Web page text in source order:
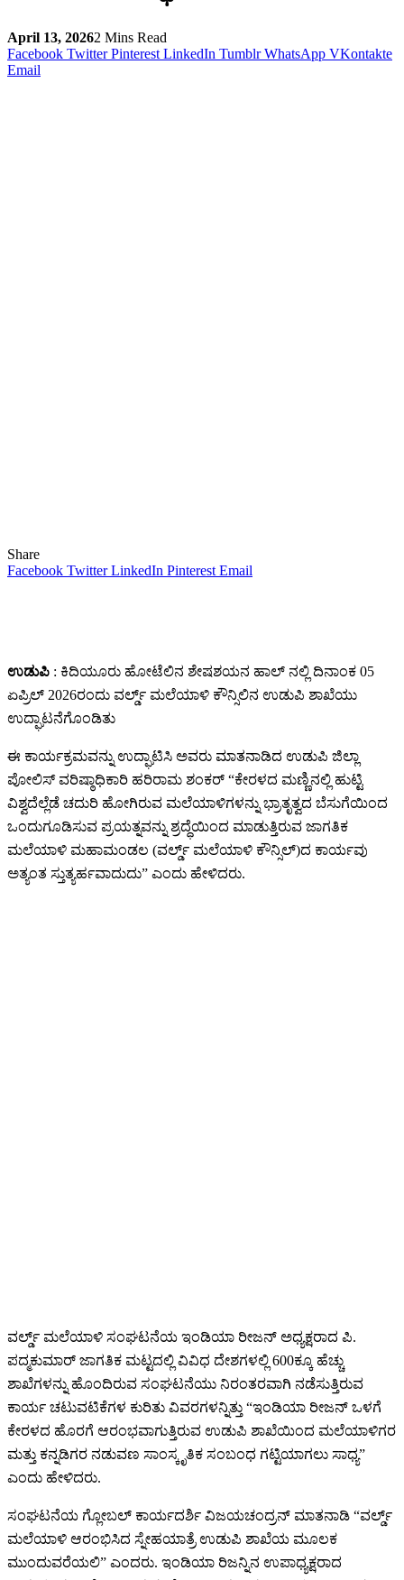
April 13, 20262 Mins Read
Facebook Twitter Pinterest LinkedIn Tumblr WhatsApp VKontakte
Email
Share
Facebook Twitter LinkedIn Pinterest Email
ಉಡುಪಿ : ಕಿದಿಯೂರು ಹೋಟೆಲಿನ ಶೇಷಶಯನ ಹಾಲ್ ನಲ್ಲಿ ದಿನಾಂಕ 05
ಏಪ್ರಿಲ್ 2026ರಂದು ವರ್ಲ್ಡ್ ಮಲೆಯಾಳಿ ಕೌನ್ಸಿಲಿನ ಉಡುಪಿ ಶಾಖೆಯು
ಉದ್ಘಾಟನೆಗೊಂಡಿತು
ಈ ಕಾರ್ಯಕ್ರಮವನ್ನು ಉದ್ಘಾಟಿಸಿ ಅವರು ಮಾತನಾಡಿದ ಉಡುಪಿ ಜಿಲ್ಲಾ
ಪೋಲಿಸ್ ವರಿಷ್ಠಾಧಿಕಾರಿ ಹರಿರಾಮ ಶಂಕರ್ “ಕೇರಳದ ಮಣ್ಣಿನಲ್ಲಿ ಹುಟ್ಟಿ
ವಿಶ್ವದೆಲ್ಲೆಡೆ ಚದುರಿ ಹೋಗಿರುವ ಮಲೆಯಾಳಿಗಳನ್ನು ಭ್ರಾತೃತ್ವದ ಬೆಸುಗೆಯಿಂದ
ಒಂದುಗೂಡಿಸುವ ಪ್ರಯತ್ನವನ್ನು ಶ್ರದ್ಧೆಯಿಂದ ಮಾಡುತ್ತಿರುವ ಜಾಗತಿಕ
ಮಲೆಯಾಳಿ ಮಹಾಮಂಡಲ (ವರ್ಲ್ಡ್ ಮಲೆಯಾಳಿ ಕೌನ್ಸಿಲ್)ದ ಕಾರ್ಯವು
ಅತ್ಯಂತ ಸ್ತುತ್ಯರ್ಹವಾದುದು” ಎಂದು ಹೇಳಿದರು.
ವರ್ಲ್ಡ್ ಮಲೆಯಾಳಿ ಸಂಘಟನೆಯ ಇಂಡಿಯಾ ರೀಜನ್ ಅಧ್ಯಕ್ಷರಾದ ಪಿ.
ಪದ್ಮಕುಮಾರ್ ಜಾಗತಿಕ ಮಟ್ಟದಲ್ಲಿ ವಿವಿಧ ದೇಶಗಳಲ್ಲಿ 600ಕ್ಕೂ ಹೆಚ್ಚು
ಶಾಖೆಗಳನ್ನು ಹೊಂದಿರುವ ಸಂಘಟನೆಯು ನಿರಂತರವಾಗಿ ನಡೆಸುತ್ತಿರುವ
ಕಾರ್ಯ ಚಟುವಟಿಕೆಗಳ ಕುರಿತು ವಿವರಗಳನ್ನಿತ್ತು “ಇಂಡಿಯಾ ರೀಜನ್ ಒಳಗೆ
ಕೇರಳದ ಹೊರಗೆ ಆರಂಭವಾಗುತ್ತಿರುವ ಉಡುಪಿ ಶಾಖೆಯಿಂದ ಮಲೆಯಾಳಿಗರ
ಮತ್ತು ಕನ್ನಡಿಗರ ನಡುವಣ ಸಾಂಸ್ಕೃತಿಕ ಸಂಬಂಧ ಗಟ್ಟಿಯಾಗಲು ಸಾಧ್ಯ”
ಎಂದು ಹೇಳಿದರು.
ಸಂಘಟನೆಯ ಗ್ಲೋಬಲ್ ಕಾರ್ಯದರ್ಶಿ ವಿಜಯಚಂದ್ರನ್ ಮಾತನಾಡಿ “ವರ್ಲ್ಡ್
ಮಲೆಯಾಳಿ ಆರಂಭಿಸಿದ ಸ್ನೇಹಯಾತ್ರೆ ಉಡುಪಿ ಶಾಖೆಯ ಮೂಲಕ
ಮುಂದುವರೆಯಲಿ” ಎಂದರು. ಇಂಡಿಯಾ ರಿಜನ್ನಿನ ಉಪಾಧ್ಯಕ್ಷರಾದ